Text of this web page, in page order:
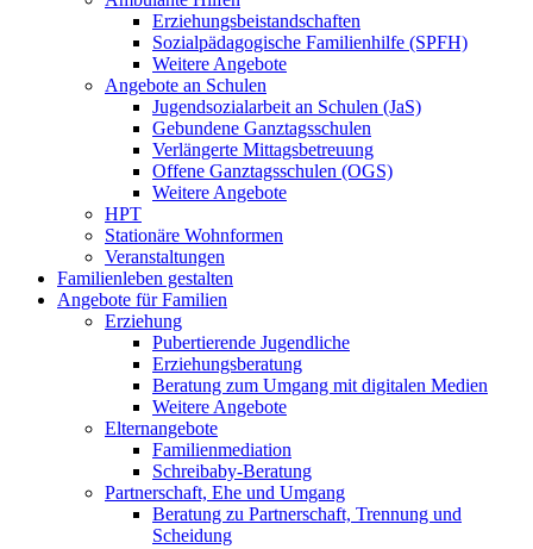
Erziehungsbeistandschaften
Sozialpädagogische Familienhilfe (SPFH)
Weitere Angebote
Angebote an Schulen
Jugendsozialarbeit an Schulen (JaS)
Gebundene Ganztagsschulen
Verlängerte Mittagsbetreuung
Offene Ganztagsschulen (OGS)
Weitere Angebote
HPT
Stationäre Wohnformen
Veranstaltungen
Familienleben gestalten
Angebote für Familien
Erziehung
Pubertierende Jugendliche
Erziehungsberatung
Beratung zum Umgang mit digitalen Medien
Weitere Angebote
Elternangebote
Familienmediation
Schreibaby-Beratung
Partnerschaft, Ehe und Umgang
Beratung zu Partnerschaft, Trennung und
Scheidung